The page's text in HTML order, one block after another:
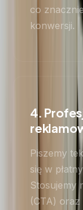
co
konwersji.
4.
Piszemy
się w
Stosujemy
(CTA)